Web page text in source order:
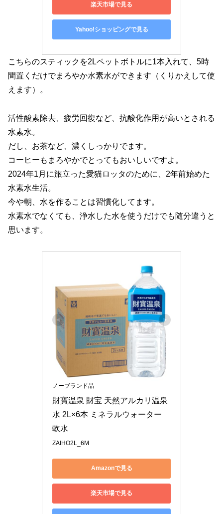
楽天市場で見る
Yahoo!ショッピングで見る
こちらのスティックを2Lペットボトルに1本入れて、5時
間置くだけでまろやか水素水ができます（くりかえして使
えます）。
活性酸素除去、疲労回復など、抗酸化作用が高いとされる
水素水。
だし、お茶など、濃くしっかりでます。
コーヒーもまろやかでとってもおいしいですよ。
2024年1月に旅立った愛猫ロッタのために、2年前始めた
水素水生活。
今や朝、水を作ることは習慣化してます。
水素水でなくても、浄水した水を使うだけでも随分違うと
思います。
ノーブランド品
財寶温泉 財宝 天然アルカリ温泉
水 2L×6本 ミネラルウォーター
軟水
ZAIHO2L_6M
Amazonで見る
楽天市場で見る